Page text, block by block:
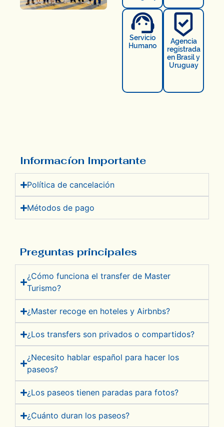
Servicio
Humano
Agencia
registrada
en Brasil y
Uruguay
Informacíon Importante
Política de cancelación
Métodos de pago
Preguntas principales
¿Cómo funciona el transfer de Master
Turismo?
¿Master recoge en hoteles y Airbnbs?
¿Los transfers son privados o compartidos?
¿Necesito hablar español para hacer los
paseos?
¿Los paseos tienen paradas para fotos?
¿Cuánto duran los paseos?